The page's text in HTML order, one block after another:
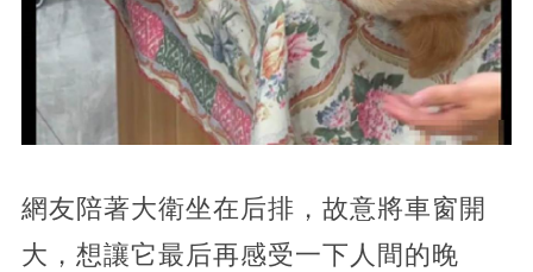
網友陪著大衛坐在后排，故意將車窗開
大，想讓它最后再感受一下人間的晚